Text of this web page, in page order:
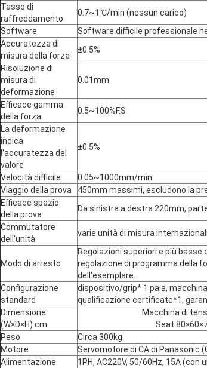
Tasso di
raffreddamento
0.7~1℃/min (nessun carico)
Software
Software difficile professionale
Accuratezza di
misura della forza
±0.5%
Risoluzione di
misura di
deformazione
0.01mm
Efficace gamma
della forza
0.5~100%F.S
La deformazione
indica
l'accuratezza del
valore
±0.5%
Velocità difficile
0.05~1000mm/min
Viaggio della prova
450mm massimi, escludono la
Efficace spazio
della prova
Da sinistra a destra 220mm,
Commutatore
dell'unità
varie unità di misura
Modo di arresto
Regolazioni superiori e più
regolazione di programma della
dell'esemplare.
Configurazione
standard
dispositivo/grip* 1 paia,
qualificazione certificate*1,
Dimensione
(W×D×H) cm
Macchina di
Seat
Peso
Circa 300kg
Motore
Servomotore di CA di Panasonic
Alimentazione
1PH, AC220V, 50/60Hz, 15A